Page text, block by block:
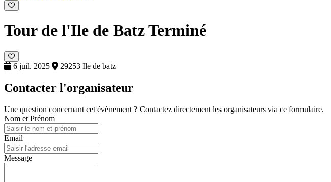
Tour de l'Ile de BatzTerminé
6 juil. 2025 29253 Ile de batz
Contacter l'organisateur
Une question concernant cet évènement ? Contactez directement les organisateurs via ce formulaire.
Nom et Prénom
Email
Message